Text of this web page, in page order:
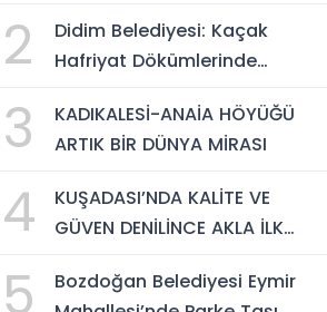
ARIYOR
2
Didim Belediyesi: Kaçak
Hafriyat Dökümlerinde
Firmalar Tespit Edildi
3
KADIKALESİ-ANAİA HÖYÜĞÜ
ARTIK BİR DÜNYA MİRASI
4
KUŞADASI’NDA KALİTE VE
GÜVEN DENİLİNCE AKLA İLK
5
Bozdoğan Belediyesi Eymir